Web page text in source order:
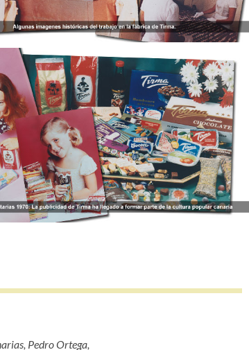
Pedro Ortega,